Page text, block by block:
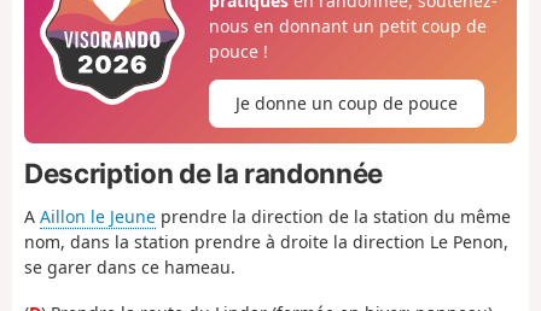
nous en donnant un petit coup de
pouce !
Je donne un coup de pouce
Description de la randonnée
A Aillon le Jeune prendre la direction de la station du même
nom, dans la station prendre à droite la direction Le Penon,
se garer dans ce hameau.